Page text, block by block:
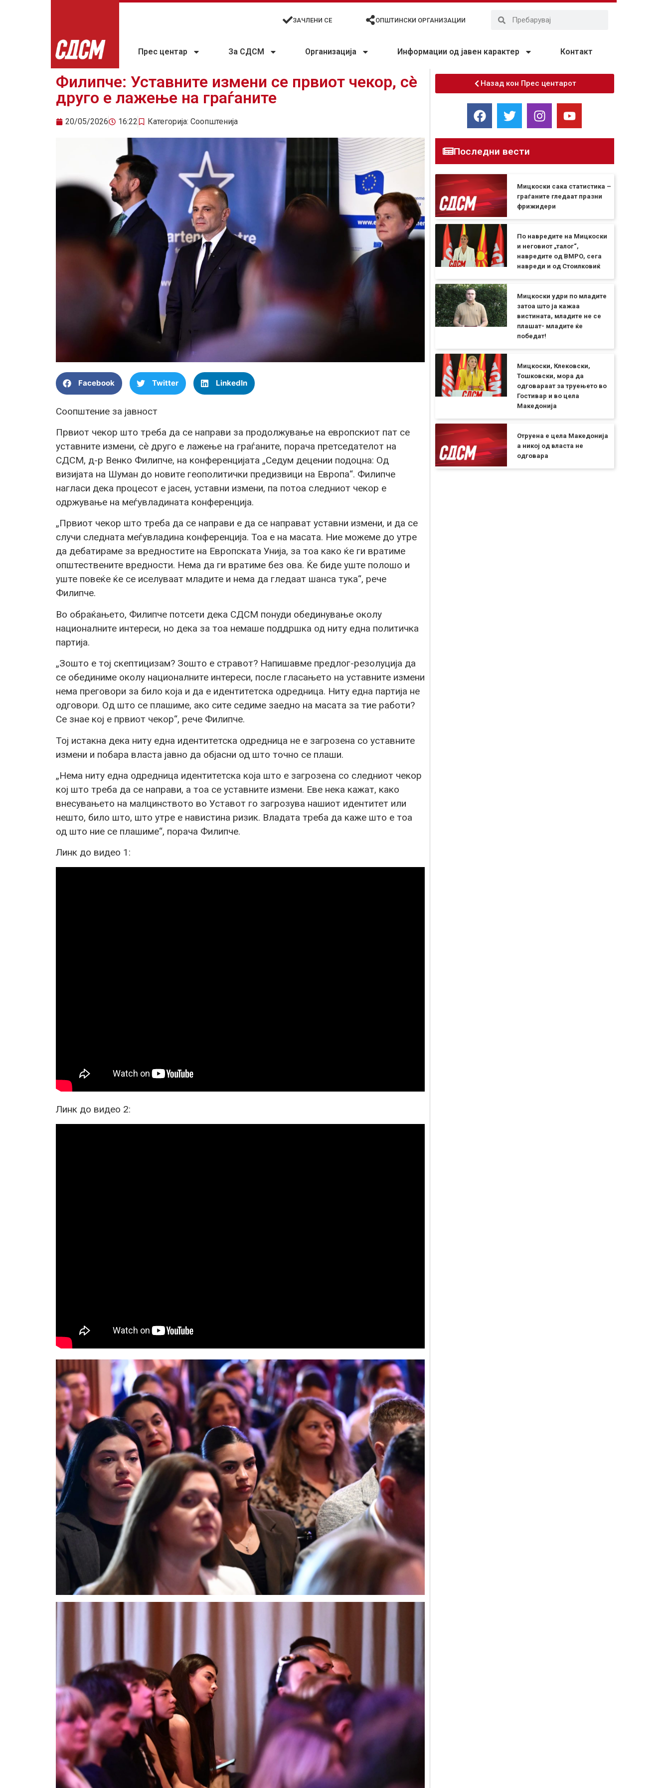
ЗАЧЛЕНИ СЕ ОПШТИНСКИ ОРГАНИЗАЦИИ
Прес центар За СДСМ Организација Информации од јавен карактер Контакт
Филипче: Уставните измени се првиот чекор, сè
друго е лажење на граѓаните
20/05/2026 16:22 Категорија: Соопштенија
Facebook Twitter LinkedIn
Соопштение за јавност
Првиот чекор што треба да се направи за продолжување на европскиот пат се
уставните измени, сè друго е лажење на граѓаните, порача претседателот на
СДСМ, д-р Венко Филипче, на конференцијата „Седум децении подоцна: Од
визијата на Шуман до новите геополитички предизвици на Европа“. Филипче
нагласи дека процесот е јасен, уставни измени, па потоа следниот чекор е
одржување на меѓувладината конференција.
„Првиот чекор што треба да се направи е да се направат уставни измени, и да се
случи следната меѓувладина конференција. Тоа е на масата. Ние можеме до утре
да дебатираме за вредностите на Европската Унија, за тоа како ќе ги вратиме
општествените вредности. Нема да ги вратиме без ова. Ќе биде уште полошо и
уште повеќе ќе се иселуваат младите и нема да гледаат шанса тука“, рече
Филипче.
Во обраќањето, Филипче потсети дека СДСМ понуди обединување околу
националните интереси, но дека за тоа немаше поддршка од ниту една политичка
партија.
„Зошто е тој скептицизам? Зошто е стравот? Напишавме предлог-резолуција да
се обединиме околу националните интереси, после гласањето на уставните измени
нема преговори за било која и да е идентитетска одредница. Ниту една партија не
одговори. Од што се плашиме, ако сите седиме заедно на масата за тие работи?
Се знае кој е првиот чекор“, рече Филипче.
Тој истакна дека ниту една идентитетска одредница не е загрозена со уставните
измени и побара власта јавно да објасни од што точно се плаши.
„Нема ниту една одредница идентитетска која што е загрозена со следниот чекор
кој што треба да се направи, а тоа се уставните измени. Еве нека кажат, како
внесувањето на малцинството во Уставот го загрозува нашиот идентитет или
нешто, било што, што утре е навистина ризик. Владата треба да каже што е тоа
од што ние се плашиме“, порача Филипче.
Линк до видео 1:
Линк до видео 2:
Назад кон Прес центарот
Последни вести
Мицкоски сака статистика –
граѓаните гледаат празни
фрижидери
По навредите на Мицкоски
и неговиот „талог“,
навредите од ВМРО, сега
навреди и од Стоилковиќ
Мицкоски удри по младите
затоа што ја кажаа
вистината, младите не се
плашат- младите ќе
победат!
Мицкоски, Клековски,
Тошковски, мора да
одговараат за труењето во
Гостивар и во цела
Македонија
Отруена е цела Македонија
а никој од власта не
одговара